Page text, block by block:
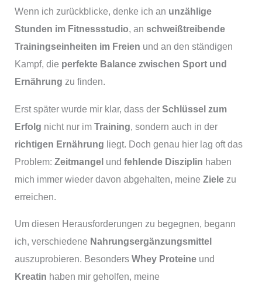
Wenn ich zurückblicke, denke ich an unzählige
Stunden im Fitnessstudio, an schweißtreibende
Trainingseinheiten im Freien und an den ständigen
Kampf, die perfekte Balance zwischen Sport und
Ernährung zu finden.
Erst später wurde mir klar, dass der Schlüssel zum
Erfolg nicht nur im Training, sondern auch in der
richtigen Ernährung liegt. Doch genau hier lag oft das
Problem: Zeitmangel und fehlende Disziplin haben
mich immer wieder davon abgehalten, meine Ziele zu
erreichen.
Um diesen Herausforderungen zu begegnen, begann
ich, verschiedene Nahrungsergänzungsmittel
auszuprobieren. Besonders Whey Proteine und
Kreatin haben mir geholfen, meine